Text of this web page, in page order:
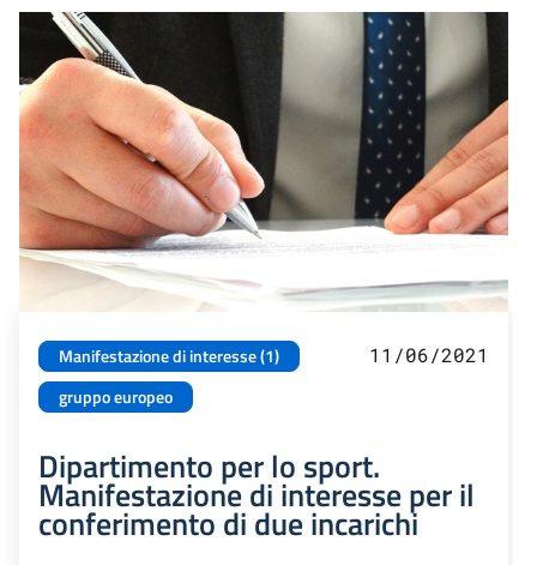
Manifestazione di interesse (1)
gruppo europeo
11/06/2021
Dipartimento per lo sport.
Manifestazione di interesse per il
conferimento di due incarichi